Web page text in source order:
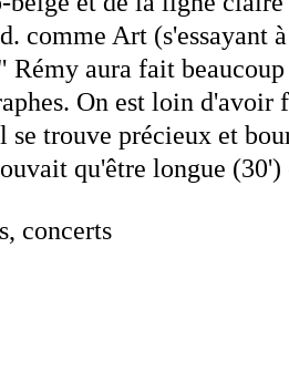
comme Art (s'essayant
Rémy aura fait
On est loin
trouve précieux et
qu'être longue (30')
concerts